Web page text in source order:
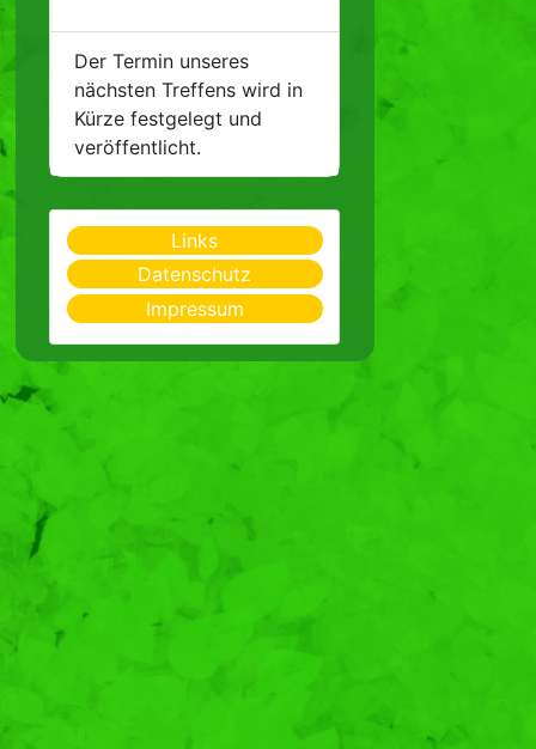
Der Termin unseres
nächsten Treffens wird in
Kürze festgelegt und
veröffentlicht.
Links
Datenschutz
Impressum